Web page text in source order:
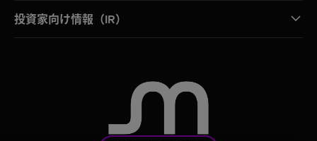
投資家向け情報（IR）